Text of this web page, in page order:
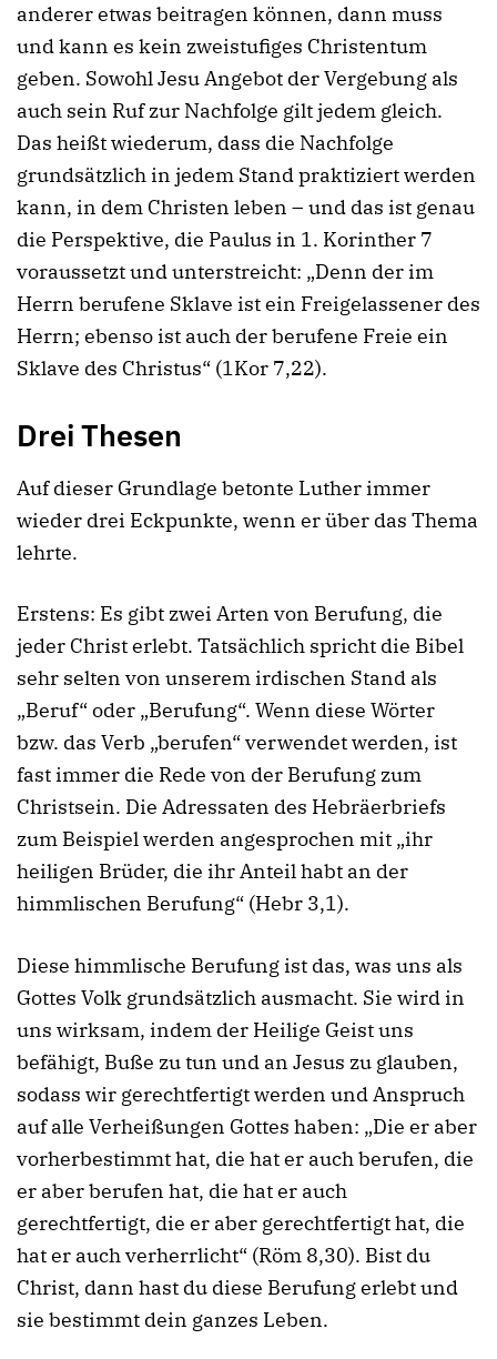
anderer etwas beitragen können, dann muss
und kann es kein zweistufiges Christentum
geben. Sowohl Jesu Angebot der Vergebung als
auch sein Ruf zur Nachfolge gilt jedem gleich.
Das heißt wiederum, dass die Nachfolge
grundsätzlich in jedem Stand praktiziert werden
kann, in dem Christen leben – und das ist genau
die Perspektive, die Paulus in 1. Korinther 7
voraussetzt und unterstreicht: „Denn der im
Herrn berufene Sklave ist ein Freigelassener des
Herrn; ebenso ist auch der berufene Freie ein
Sklave des Christus“ (1Kor 7,22).
Drei Thesen
Auf dieser Grundlage betonte Luther immer
wieder drei Eckpunkte, wenn er über das Thema
lehrte.
Erstens: Es gibt zwei Arten von Berufung, die
jeder Christ erlebt. Tatsächlich spricht die Bibel
sehr selten von unserem irdischen Stand als
„Beruf“ oder „Berufung“. Wenn diese Wörter
bzw. das Verb „berufen“ verwendet werden, ist
fast immer die Rede von der Berufung zum
Christsein. Die Adressaten des Hebräerbriefs
zum Beispiel werden angesprochen mit „ihr
heiligen Brüder, die ihr Anteil habt an der
himmlischen Berufung“ (Hebr 3,1).
Diese himmlische Berufung ist das, was uns als
Gottes Volk grundsätzlich ausmacht. Sie wird in
uns wirksam, indem der Heilige Geist uns
befähigt, Buße zu tun und an Jesus zu glauben,
sodass wir gerechtfertigt werden und Anspruch
auf alle Verheißungen Gottes haben: „Die er aber
vorherbestimmt hat, die hat er auch berufen, die
er aber berufen hat, die hat er auch
gerechtfertigt, die er aber gerechtfertigt hat, die
hat er auch verherrlicht“ (Röm 8,30). Bist du
Christ, dann hast du diese Berufung erlebt und
sie bestimmt dein ganzes Leben.